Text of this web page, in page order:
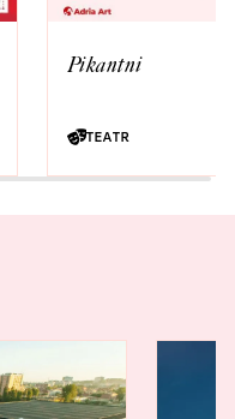
Pikantni
TEATR